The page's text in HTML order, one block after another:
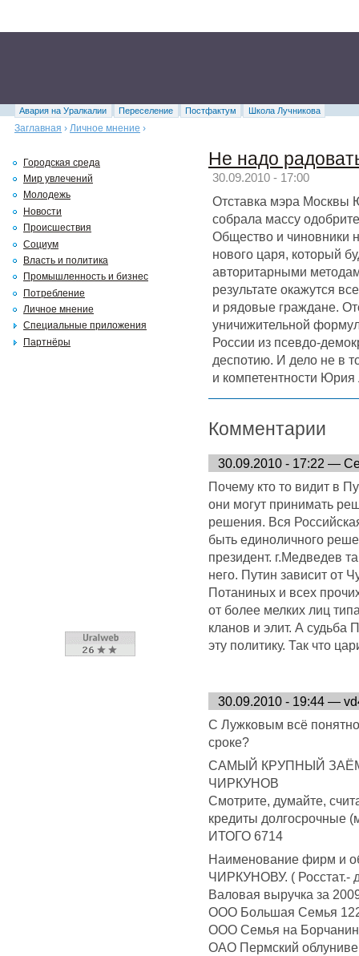
Авария на Уралкалии Переселение Постфактум
Школа Лучникова
Заглавная › Личное мнение ›
Не надо
30.09.2010 - 17:00
Отставка мэра Москвы
собрала массу
Общество и чиновники
нового царя, который
авторитарными
результате окажутся
и рядовые граждане.
уничижительной
России из псевдо-
деспотию. И дело не в
и компетентности
Комментарии
30.09.2010 - 17:22 —
Почему кто то видит в
они могут принимать
решения. Вся
быть единоличного
президент. г.Медведев
него. Путин зависит от
Потаниных и всех
от более мелких лиц
кланов и элит. А судьба
эту политику. Так что
30.09.2010 - 19:44 —
С Лужковым всё
сроке?
САМЫЙ КРУПНЫЙ
ЧИРКУНОВ
Смотрите, думайте,
кредиты долгосрочные
ИТОГО 6714
Наименование фирм и
ЧИРКУНОВУ. ( Росстат.-
Валовая выручка за
ООО Большая Семья
ООО Семья на
ОАО Пермский
Городская среда
Мир увлечений
Молодежь
Новости
Происшествия
Социум
Власть и политика
Промышленность и бизнес
Потребление
Личное мнение
Специальные приложения
Партнёры